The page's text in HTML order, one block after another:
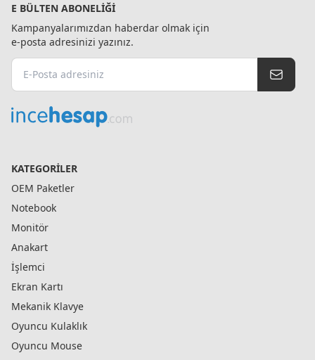
E BÜLTEN ABONELIĞI
Kampanyalarımızdan haberdar olmak için
e-posta adresinizi yazınız.
KATEGORILER
OEM Paketler
Notebook
Monitör
Anakart
İşlemci
Ekran Kartı
Mekanik Klavye
Oyuncu Kulaklık
Oyuncu Mouse